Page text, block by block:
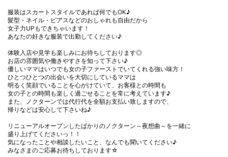
服装はスカートスタイルであれば何でもOK♪
髪型・ネイル・ピアスなどのおしゃれも自由だから
女子力UPもできちゃいます！
あなたの好きな服装で出勤してください♪
体験入店や見学も楽しみにお待ちしております◎
お店の雰囲気や働きやすさを知って下さい♪
優しいママはいつでも女の子ファーストでいてくれる強い味方！
ひとつひとつの出会いを大切にしているママは
明るく笑顔でいることを心がけていて、お客様との時間も
女の子との時間も楽しく過ごせることを常に考えています♪
また、ノクターンでは代行代を全額お支払い致しますので、
帰りなどは安心して下さいね♪
リニューアルオープンしたばかりのノクターン～夜想曲～を一緒に
盛り上げてくださいっ！！
気になったことや相談したいこと、なんでも聞いてください♪
みなさまのご応募お待ちしております☆